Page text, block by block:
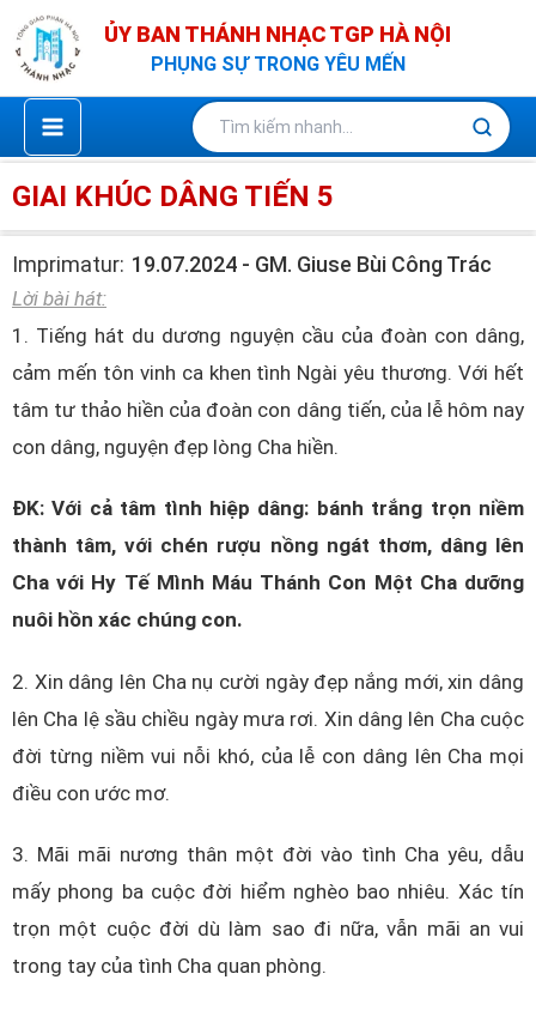
Nhảy
tới
nội
dung
ỦY BAN THÁNH NHẠC TGP HÀ NỘI
PHỤNG SỰ TRONG YÊU MẾN
GIAI KHÚC DÂNG TIẾN 5
Imprimatur: 19.07.2024 - GM. Giuse Bùi Công Trác
Lời bài hát:
1. Tiếng hát du dương nguyện cầu của đoàn con dâng,
cảm mến tôn vinh ca khen tình Ngài yêu thương. Với hết
tâm tư thảo hiền của đoàn con dâng tiến, của lễ hôm nay
con dâng, nguyện đẹp lòng Cha hiền.
ĐK: Với cả tâm tình hiệp dâng: bánh trắng trọn niềm
thành tâm, với chén rượu nồng ngát thơm, dâng lên
Cha với Hy Tế Mình Máu Thánh Con Một Cha dưỡng
nuôi hồn xác chúng con.
2. Xin dâng lên Cha nụ cười ngày đẹp nắng mới, xin dâng
lên Cha lệ sầu chiều ngày mưa rơi. Xin dâng lên Cha cuộc
đời từng niềm vui nỗi khó, của lễ con dâng lên Cha mọi
điều con ước mơ.
3. Mãi mãi nương thân một đời vào tình Cha yêu, dẫu
mấy phong ba cuộc đời hiểm nghèo bao nhiêu. Xác tín
trọn một cuộc đời dù làm sao đi nữa, vẫn mãi an vui
trong tay của tình Cha quan phòng.